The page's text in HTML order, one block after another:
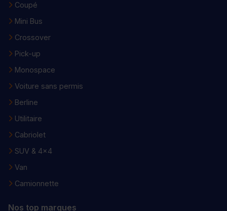
Coupé
Mini Bus
Crossover
Pick-up
Monospace
Voiture sans permis
Berline
Utilitaire
Cabriolet
SUV & 4x4
Van
Camionnette
Nos top marques